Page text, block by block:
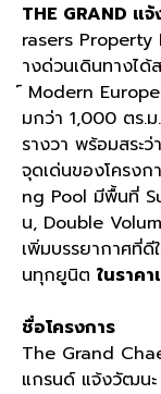
THE GRAND แ
rasers Property
างด่วนเดินทางไ
Modern
มกว่า 1,000 ตร.
รางวา พร้อมสระ
จุดเด่นของโครง
ng Pool มีพื้นที่
น, Double
เพิ่มบรรยากาศที่
นทุกยูนิต ในราค
ชื่อโครงการ
The Grand
แกรนด์ แจ้งวัฒน